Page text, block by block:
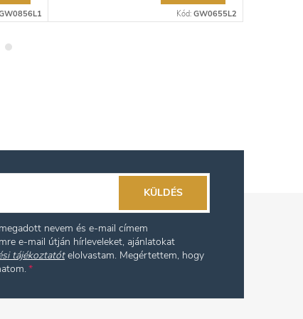
Kód: GW0655L2
nevem és e-mail címem
e-mail útján hírleveleket, ajánlatokat
tájékoztatót elolvastam. Megértettem, hogy
KÜLDÉS